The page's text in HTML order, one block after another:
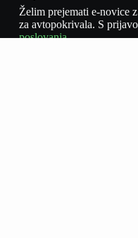
Želim prejemati e-novice
za avtopokrivala. S
poslovanja.